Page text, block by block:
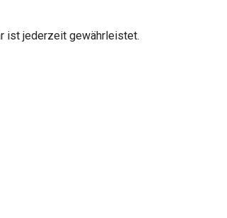
ist jederzeit gewährleistet.